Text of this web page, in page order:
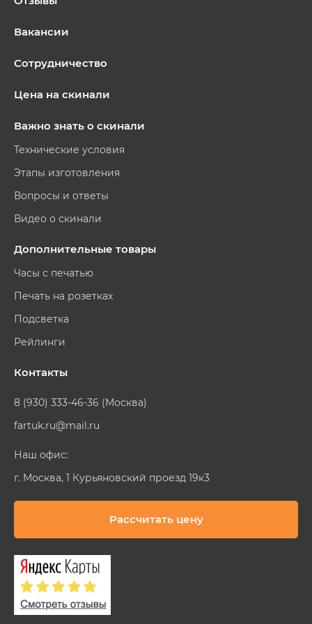
Вакансии
Сотрудничество
Цена на скинали
Важно знать о скинали
Технические условия
Этапы изготовления
Вопросы и ответы
Видео о скинали
Дополнительные товары
Часы с печатью
Печать на розетках
Подсветка
Рейлинги
Контакты
8 (930) 333-46-36 (Москва)
fartuk.ru@mail.ru
Наш офис:
г. Москва, 1 Курьяновский проезд 19к3
Рассчитать цену